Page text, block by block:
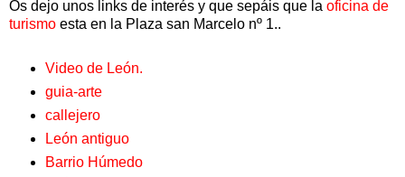
Os dejo unos links de interés y que sepáis que la oficina de
turismo esta en la Plaza san Marcelo nº 1..
Video de León.
guia-arte
callejero
León antiguo
Barrio Húmedo